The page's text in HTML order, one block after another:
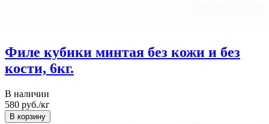
Филе кубики минтая без кожи и без
кости, 6кг.
В наличии
580 руб./кг